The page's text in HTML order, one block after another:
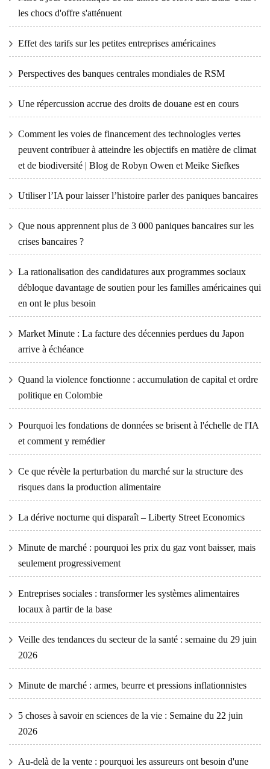
les chocs d'offre s'atténuent
Effet des tarifs sur les petites entreprises américaines
Perspectives des banques centrales mondiales de RSM
Une répercussion accrue des droits de douane est en cours
Comment les voies de financement des technologies vertes
peuvent contribuer à atteindre les objectifs en matière de climat
et de biodiversité | Blog de Robyn Owen et Meike Siefkes
Utiliser l’IA pour laisser l’histoire parler des paniques bancaires
Que nous apprennent plus de 3 000 paniques bancaires sur les
crises bancaires ?
La rationalisation des candidatures aux programmes sociaux
débloque davantage de soutien pour les familles américaines qui
en ont le plus besoin
Market Minute : La facture des décennies perdues du Japon
arrive à échéance
Quand la violence fonctionne : accumulation de capital et ordre
politique en Colombie
Pourquoi les fondations de données se brisent à l'échelle de l'IA
et comment y remédier
Ce que révèle la perturbation du marché sur la structure des
risques dans la production alimentaire
La dérive nocturne qui disparaît – Liberty Street Economics
Minute de marché : pourquoi les prix du gaz vont baisser, mais
seulement progressivement
Entreprises sociales : transformer les systèmes alimentaires
locaux à partir de la base
Veille des tendances du secteur de la santé : semaine du 29 juin
2026
Minute de marché : armes, beurre et pressions inflationnistes
5 choses à savoir en sciences de la vie : Semaine du 22 juin
2026
Au-delà de la vente : pourquoi les assureurs ont besoin d'une